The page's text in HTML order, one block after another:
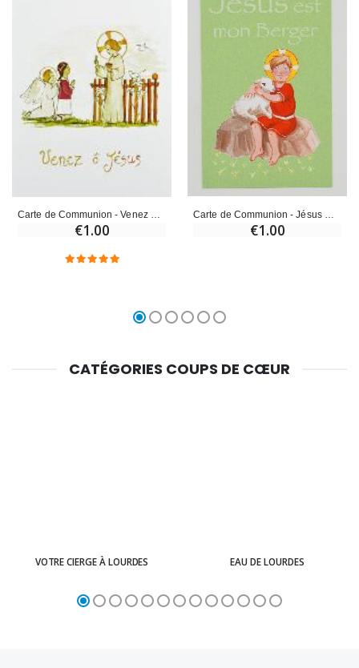
€1.00 €1.00
CATÉGORIES COUPS DE CŒUR
VOTRE CIERGE À LOURDES EAU DE LOURDES